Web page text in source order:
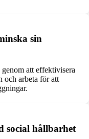
sin
att effektivisera
och arbeta för att
social hållbarhet